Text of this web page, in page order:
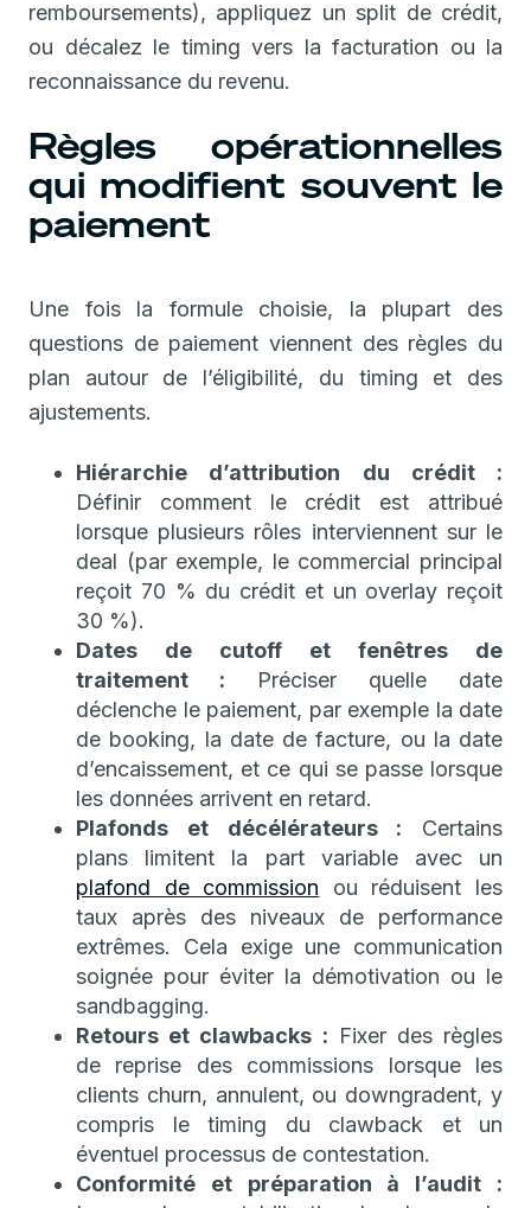
remboursements), appliquez un split de crédit,
ou décalez le timing vers la facturation ou la
reconnaissance du revenu.
Règles opérationnelles
qui modifient souvent le
paiement
Une fois la formule choisie, la plupart des
questions de paiement viennent des règles du
plan autour de l’éligibilité, du timing et des
ajustements.
Hiérarchie d’attribution du crédit :
Définir comment le crédit est attribué
lorsque plusieurs rôles interviennent sur le
deal (par exemple, le commercial principal
reçoit 70 % du crédit et un overlay reçoit
30 %).
Dates de cutoff et fenêtres de
traitement : Préciser quelle date
déclenche le paiement, par exemple la date
de booking, la date de facture, ou la date
d’encaissement, et ce qui se passe lorsque
les données arrivent en retard.
Plafonds et décélérateurs : Certains
plans limitent la part variable avec un
plafond de commission ou réduisent les
taux après des niveaux de performance
extrêmes. Cela exige une communication
soignée pour éviter la démotivation ou le
sandbagging.
Retours et clawbacks : Fixer des règles
de reprise des commissions lorsque les
clients churn, annulent, ou downgradent, y
compris le timing du clawback et un
éventuel processus de contestation.
Conformité et préparation à l’audit :